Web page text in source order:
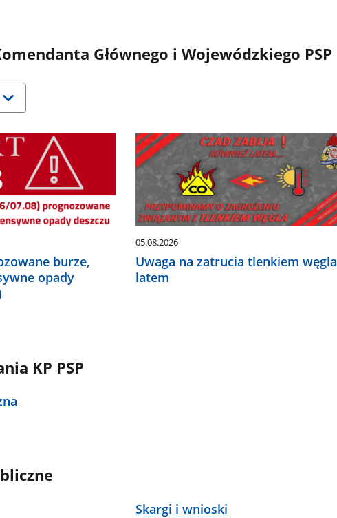
Głównego i Wojewódzkiego PSP
burze,
opady
05.08.2026
Uwaga na zatrucia tlenkiem węgla
latem
KP PSP
Skargi i wnioski